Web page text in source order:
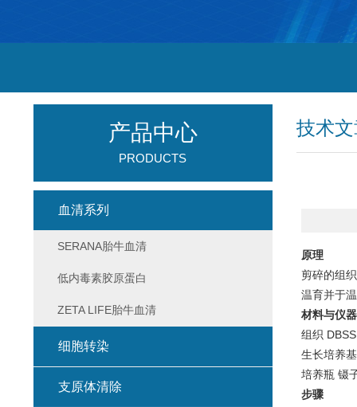
技术
原理
剪碎的组
温育并于
材料与仪器
组织
生长培养
培养瓶 镊
步骤
产品中心
PRODUCTS
血清系列
SERANA胎牛血清
低内毒素胶原蛋白
ZETA LIFE胎牛血清
细胞转染
支原体清除